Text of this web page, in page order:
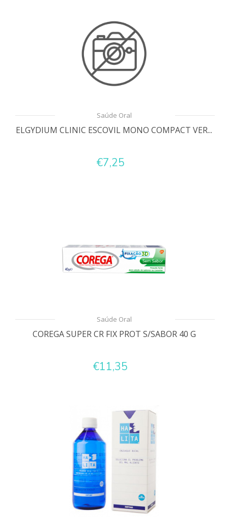
Saúde Oral
ELGYDIUM CLINIC ESCOVIL MONO COMPACT VER...
€7,25
Saúde Oral
COREGA SUPER CR FIX PROT S/SABOR 40 G
€11,35